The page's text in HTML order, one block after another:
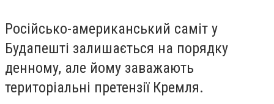
Російсько-американський саміт у
Будапешті залишається на порядку
денному, але йому заважають
територіальні претензії Кремля.